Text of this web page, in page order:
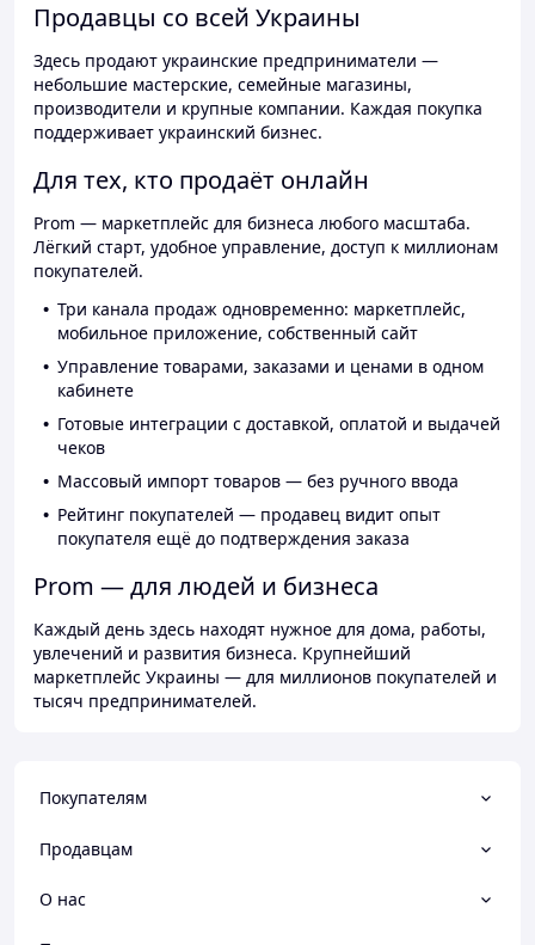
Продавцы со всей Украины
Здесь продают украинские предприниматели —
небольшие мастерские, семейные магазины,
производители и крупные компании. Каждая покупка
поддерживает украинский бизнес.
Для тех, кто продаёт онлайн
Prom — маркетплейс для бизнеса любого масштаба.
Лёгкий старт, удобное управление, доступ к миллионам
покупателей.
Три канала продаж одновременно: маркетплейс,
мобильное приложение, собственный сайт
Управление товарами, заказами и ценами в одном
кабинете
Готовые интеграции с доставкой, оплатой и выдачей
чеков
Массовый импорт товаров — без ручного ввода
Рейтинг покупателей — продавец видит опыт
покупателя ещё до подтверждения заказа
Prom — для людей и бизнеса
Каждый день здесь находят нужное для дома, работы,
увлечений и развития бизнеса. Крупнейший
маркетплейс Украины — для миллионов покупателей и
тысяч предпринимателей.
Покупателям
Продавцам
О нас